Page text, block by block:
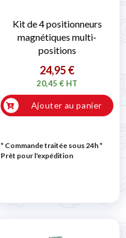
Kit de 4 positionneurs
magnétiques multi-
positions
24,95 €
20,45 € HT
Ajouter au panier
* Commande traitée sous 24h*
Prêt pour l'expédition